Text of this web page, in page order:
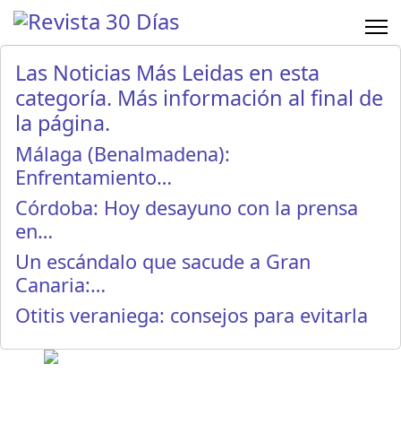
Las Noticias Más Leidas en esta
categoría. Más información al final de
la página.
Málaga (Benalmadena):
Enfrentamiento…
Córdoba: Hoy desayuno con la prensa
en…
Un escándalo que sacude a Gran
Canaria:…
Otitis veraniega: consejos para evitarla